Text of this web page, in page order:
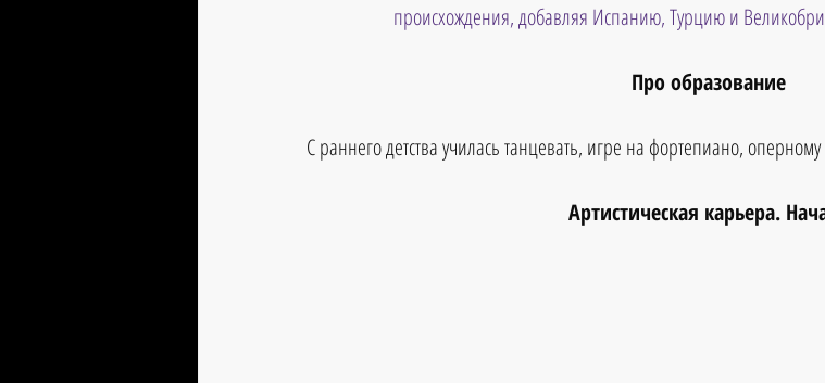
происхождения, добавляя Испанию, Турцию и
Про образование
С раннего детства училась танцевать, игре на фортепиано,
Артистическая карьера.